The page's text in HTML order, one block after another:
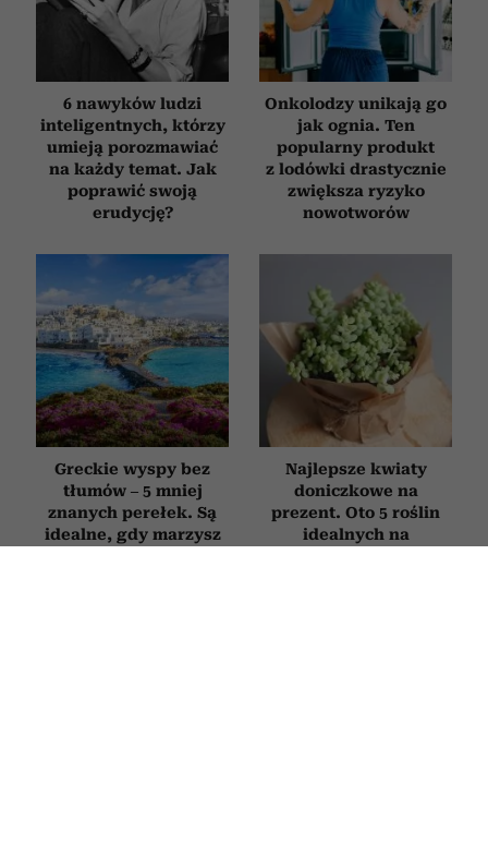
6 nawyków ludzi
inteligentnych, którzy
umieją porozmawiać
na każdy temat. Jak
poprawić swoją
erudycję?
Onkolodzy unikają go
jak ognia. Ten
popularny produkt
z lodówki drastycznie
zwiększa ryzyko
nowotworów
Greckie wyspy bez
tłumów – 5 mniej
znanych perełek. Są
idealne, gdy marzysz
Najlepsze kwiaty
doniczkowe na
prezent. Oto 5 roślin
idealnych na